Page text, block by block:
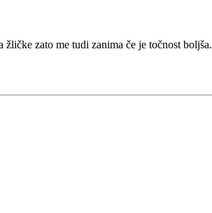
zato me tudi zanima če je točnost boljša.